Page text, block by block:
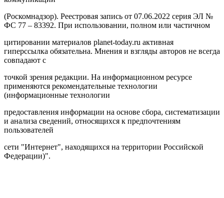
(Роскомнадзор). Реестровая запись от 07.06.2022 серия ЭЛ №
ФС 77 – 83392. При использовании, полном или частичном
цитировании материалов planet-today.ru активная
гиперссылка обязательна. Мнения и взгляды авторов не всегда
совпадают с
точкой зрения редакции. На информационном ресурсе
применяются рекомендательные технологии
(информационные технологии
предоставления информации на основе сбора, систематизации
и анализа сведений, относящихся к предпочтениям
пользователей
сети "Интернет", находящихся на территории Российской
Федерации)".